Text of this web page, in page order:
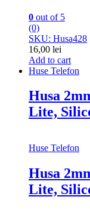
0 out of 5
(0)
SKU: Husa428
16,00 lei
Add to cart
Huse Telefon
Husa
Lite,
Huse Telefon
Husa
Lite,